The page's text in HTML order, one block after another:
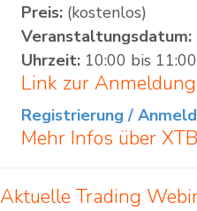
Preis: (kostenlos)
Veranstaltungsdatum:
Uhrzeit: 10:00 bis
Link zur Anmeldung
Registrierung /
Mehr Infos über XTB
Aktuelle Trading